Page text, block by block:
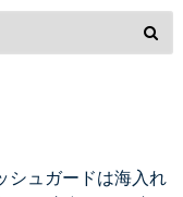
シュガードは海入れ